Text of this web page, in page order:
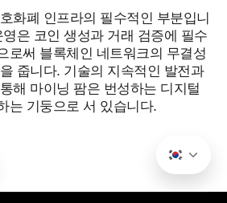
화폐 인프라의 필수적인 부분입니
은 코인 생성과 거래 검증에 필수
로써 블록체인 네트워크의 무결성
줍니다. 기술의 지속적인 발전과
해 마이닝 팜은 번성하는 디지털
는 기둥으로 서 있습니다.